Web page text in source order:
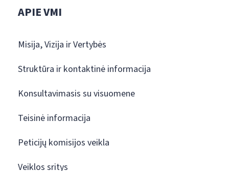
APIE VMI
Misija, Vizija ir Vertybės
Struktūra ir kontaktinė informacija
Konsultavimasis su visuomene
Teisinė informacija
Peticijų komisijos veikla
Veiklos sritys